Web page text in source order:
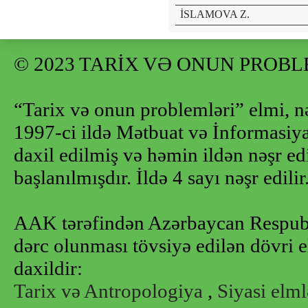
İSLAMOVA Z.
© 2023 TARİX VƏ ONUN
“Tarix və onun problemləri” elmi,
1997-ci ildə Mətbuat və
daxil edilmiş və həmin ildən nəşr
başlanılmışdır. İldə 4 sayı nəşr
AAK tərəfindən Azərbaycan
dərc olunması tövsiyə edilən dövri
daxildir:
Tarix və Antropologiya , Siyasi